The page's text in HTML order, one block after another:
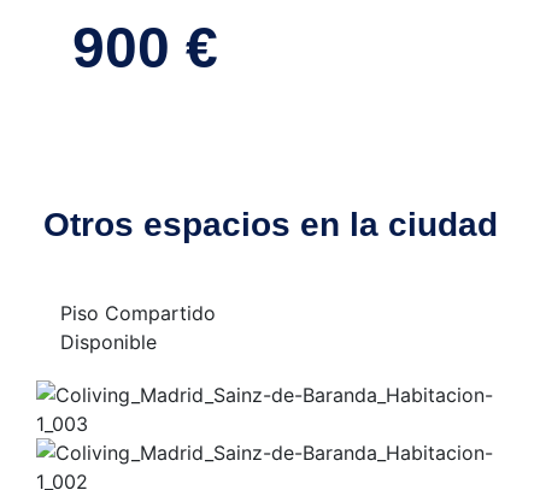
900 €
Otros espacios en la ciudad
Piso Compartido
Disponible